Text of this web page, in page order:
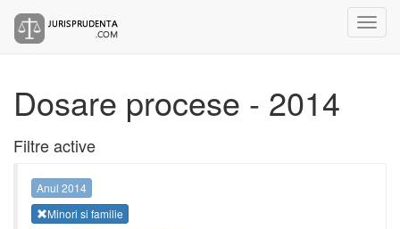
Dosare procese - 2014
Filtre active
Anul 2014
Minori si familie